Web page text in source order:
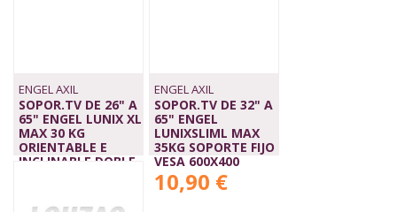
ENGEL AXIL
SOPOR.TV DE 26" A
65" ENGEL LUNIX XL
MAX 30 KG
ORIENTABLE E
INCLINABLE,DOBLE
ENGEL AXIL
SOPOR.TV DE 32" A
65" ENGEL
LUNIXSLIML MAX
35KG SOPORTE FIJO
VESA 600X400
10,90 €